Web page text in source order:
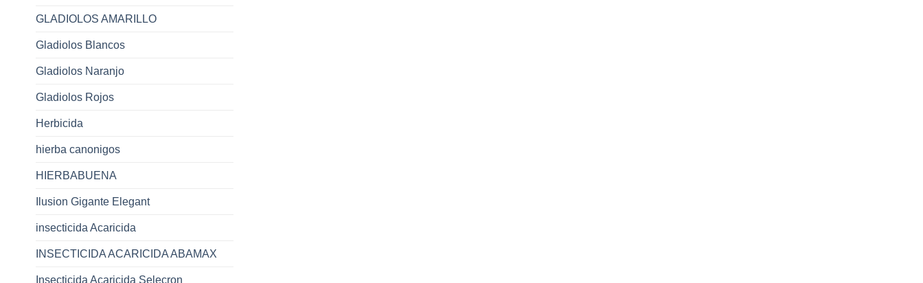
GLADIOLOS AMARILLO
Gladiolos Blancos
Gladiolos Naranjo
Gladiolos Rojos
Herbicida
hierba canonigos
HIERBABUENA
Ilusion Gigante Elegant
insecticida Acaricida
INSECTICIDA ACARICIDA ABAMAX
Insecticida Acaricida Selecron